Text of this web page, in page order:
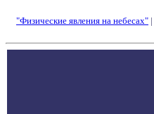
"Физические явления на небесах" |